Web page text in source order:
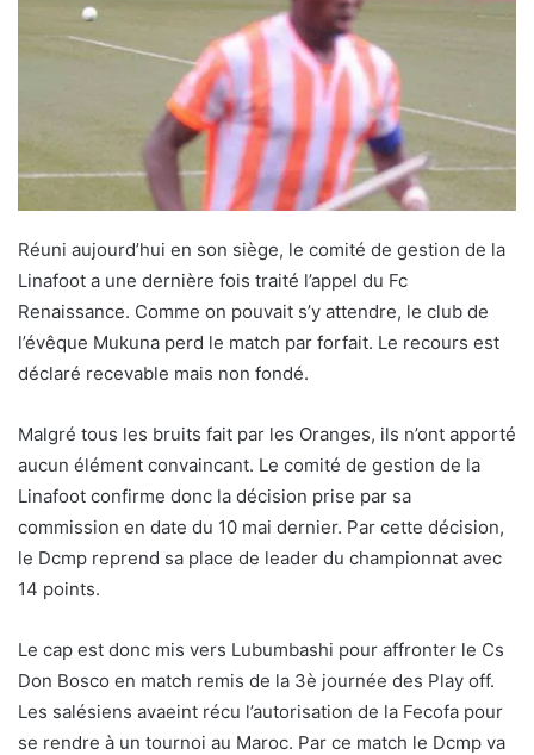
Réuni aujourd’hui en son siège, le comité de gestion de la
Linafoot a une dernière fois traité l’appel du Fc
Renaissance. Comme on pouvait s’y attendre, le club de
l’évêque Mukuna perd le match par forfait. Le recours est
déclaré recevable mais non fondé.
Malgré tous les bruits fait par les Oranges, ils n’ont apporté
aucun élément convaincant. Le comité de gestion de la
Linafoot confirme donc la décision prise par sa
commission en date du 10 mai dernier. Par cette décision,
le Dcmp reprend sa place de leader du championnat avec
14 points.
Le cap est donc mis vers Lubumbashi pour affronter le Cs
Don Bosco en match remis de la 3è journée des Play off.
Les salésiens avaeint récu l’autorisation de la Fecofa pour
se rendre à un tournoi au Maroc. Par ce match le Dcmp va